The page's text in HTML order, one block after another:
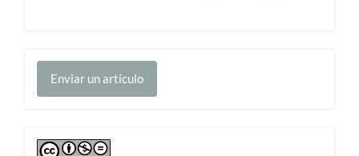
Enviar
unEnviar un artículo
cc